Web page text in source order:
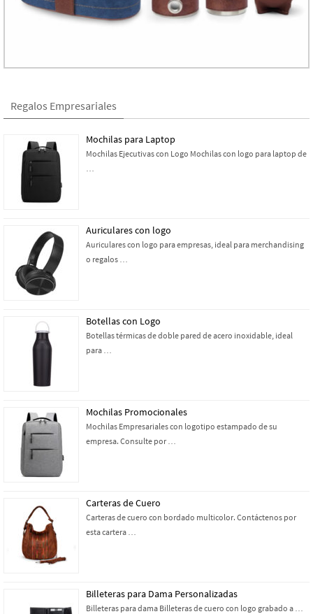
Regalos Empresariales
Mochilas para Laptop
Mochilas Ejecutivas con Logo Mochilas con logo para laptop de
Auriculares con logo
Auriculares con logo para empresas, ideal para merchandising
o regalos …
Botellas con Logo
Botellas térmicas de doble pared de acero inoxidable, ideal
para …
Mochilas Promocionales
Mochilas Empresariales con logotipo estampado de su
empresa. Consulte por …
Carteras de Cuero
Carteras de cuero con bordado multicolor. Contáctenos por
esta cartera …
Billeteras para Dama Personalizadas
Billeteras para dama Billeteras de cuero con logo grabado a …